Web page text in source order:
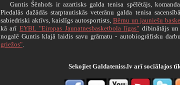
Guntis Šēnhofs ir azartisks galda tenisa spēlētājs,
Piedalās dažādās starptautiskās veterānu galda tenisa
sabiedriski aktīvs, kaislīgs autosportists, Bērnu un jauniešu
kā arī EYBL "Eiropas Jaunatnesbasketbola līgas" dibinātājs
nogalē Guntis klajā laidis savu grāmatu - autobiogrāfisku darbu
griežos".
Sekojiet Galdateniss.lv arī sociālajos